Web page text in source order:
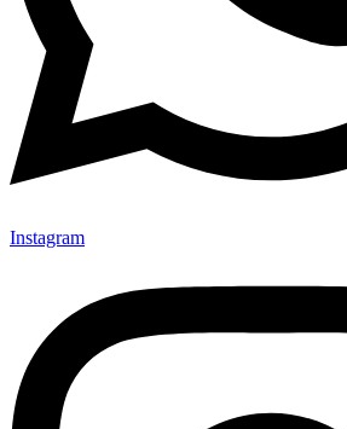
Instagram